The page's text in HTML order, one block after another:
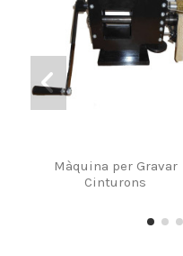
Màquina per Gravar
Cinturons